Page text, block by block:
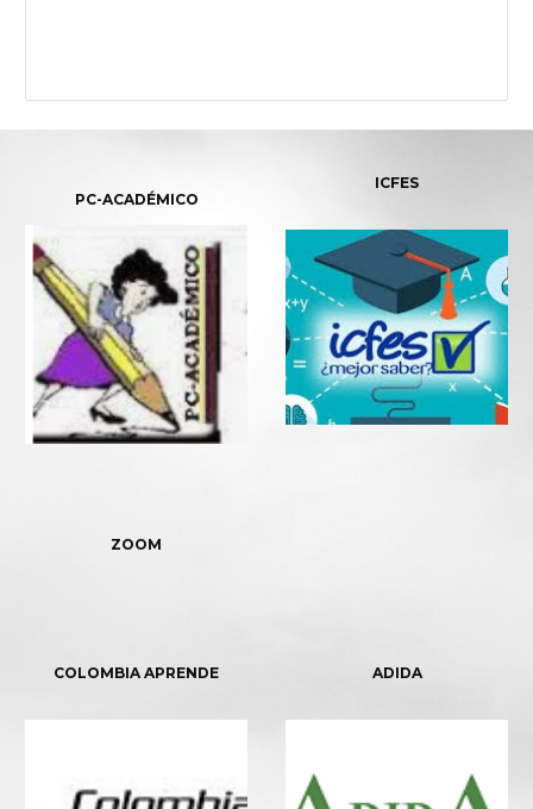
PC-ACADÉMICO
ZOOM
ICFES
COLOMBIA APRENDE ADIDA